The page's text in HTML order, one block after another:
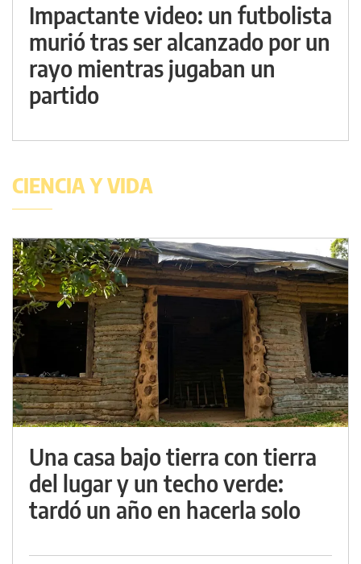
Impactante video: un futbolista
murió tras ser alcanzado por un
rayo mientras jugaban un
partido
CIENCIA Y VIDA
Una casa bajo tierra con tierra
del lugar y un techo verde:
tardó un año en hacerla solo